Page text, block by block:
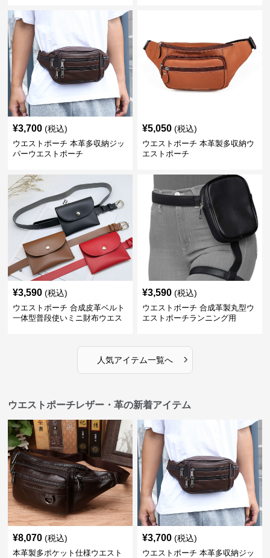
¥3,700 (税込)
ウエストポーチ 本革多収納ジッ
パーウエストポーチ
¥5,050 (税込)
ウエストポーチ 本革製多収納ウ
エストポーチ
¥3,590 (税込)
ウエストポーチ 合成皮革ベルト
一体型普段使いミニ財布ウエス
¥3,590 (税込)
ウエストポーチ 合成革製丸型ウ
エストポーチランニング用
人気アイテム一覧へ ›
ウエストポーチレザー・革の新着アイテム
¥8,070 (税込)
本革製多ポケット仕様ウエスト
¥3,700 (税込)
ウエストポーチ 本革多収納ジッ